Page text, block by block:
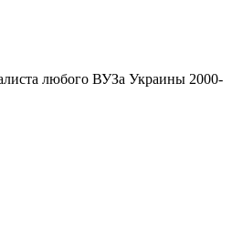
любого ВУЗа Украины 2000-